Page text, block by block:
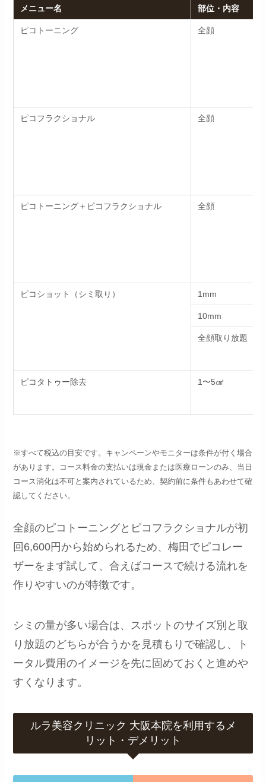
メニュー名 部位・内容
ピコトーニング 全顔
ピコフラクショナル 全顔
ピコトーニング＋ピコフラクショナル 全顔
ピコショット（シミ取り） 1mm
10mm
全顔取り放題
ピコタトゥー除去 1〜5㎠
※すべて税込の目安です。キャンペーンやモニターは条件が付く場合
があります。コース料金の支払いは現金または医療ローンのみ、当日
コース消化は不可と案内されているため、契約前に条件もあわせて確
認してください。
全顔のピコトーニングとピコフラクショナルが初
回6,600円から始められるため、梅田でピコレー
ザーをまず試して、合えばコースで続ける流れを
作りやすいのが特徴です。
シミの量が多い場合は、スポットのサイズ別と取
り放題のどちらが合うかを見積もりで確認し、ト
ータル費用のイメージを先に固めておくと進めや
すくなります。
ルラ美容クリニック 大阪本院を利用するメ
リット・デメリット